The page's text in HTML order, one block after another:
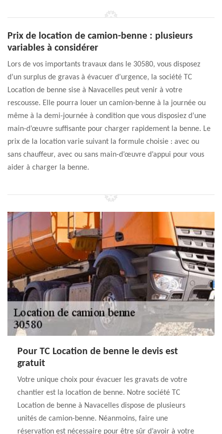
Prix de location de camion-benne : plusieurs
variables à considérer
Lors de vos importants travaux dans le 30580, vous disposez
d’un surplus de gravas à évacuer d’urgence, la société TC
Location de benne sise à Navacelles peut venir à votre
rescousse. Elle pourra louer un camion-benne à la journée ou
même à la demi-journée à condition que vous disposiez d’une
main-d’œuvre suffisante pour charger rapidement la benne. Le
prix de la location varie suivant la formule choisie : avec ou
sans chauffeur, avec ou sans main-d’œuvre d’appui pour vous
aider à charger la benne.
Pour TC Location de benne le devis est
gratuit
Votre unique choix pour évacuer les gravats de votre
chantier est la location de benne. Notre société TC
Location de benne à Navacelles dispose de plusieurs
unités de camion-benne. Néanmoins, faire une
réservation est nécessaire pour être sûr d’avoir à votre